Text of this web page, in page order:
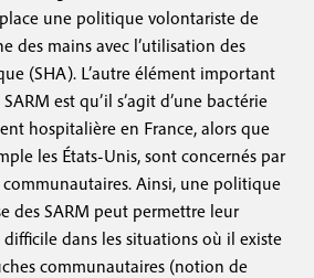
une politique volontariste de
des mains avec l’utilisation des
(SHA). L’autre élément important
est qu’il s’agit d’une bactérie
hospitalière en France, alors que
les États-Unis, sont concernés par
communautaires. Ainsi, une politique
des SARM peut permettre leur
dans les situations où il existe
communautaires (notion de